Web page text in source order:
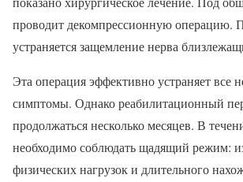
проводит декомпрессионную операцию.
устраняется защемление нерва
Эта операция эффективно устраняет все
симптомы. Однако реабилитационный
продолжаться несколько месяцев. В
необходимо соблюдать щадящий режим:
физических нагрузок и длительного